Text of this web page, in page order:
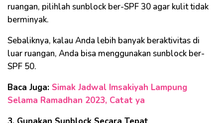
ruangan, pilihlah sunblock ber-SPF 30 agar kulit tidak
berminyak.
Sebaliknya, kalau Anda lebih banyak beraktivitas di
luar ruangan, Anda bisa menggunakan sunblock ber-
SPF 50.
Baca Juga: Simak Jadwal Imsakiyah Lampung
Selama Ramadhan 2023, Catat ya